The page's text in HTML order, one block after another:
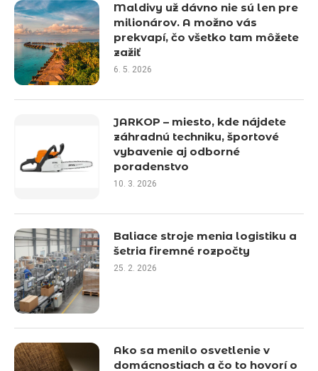
Maldivy už dávno nie sú len pre
milionárov. A možno vás
prekvapí, čo všetko tam môžete
zažiť
6. 5. 2026
JARKOP – miesto, kde nájdete
záhradnú techniku, športové
vybavenie aj odborné
poradenstvo
10. 3. 2026
Baliace stroje menia logistiku a
šetria firemné rozpočty
25. 2. 2026
Ako sa menilo osvetlenie v
domácnostiach a čo to hovorí o